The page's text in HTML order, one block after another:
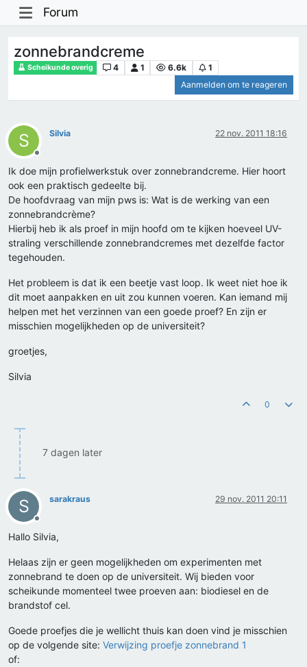
Forum
zonnebrandcreme
Scheikunde overig 4 1 6.6k
1
Aanmelden om te reageren
S
Offline
Silvia 22 nov. 2011 18:16
Ik doe mijn profielwerkstuk over zonnebrandcreme. Hier hoort
ook een praktisch gedeelte bij.
De hoofdvraag van mijn pws is: Wat is de werking van een
zonnebrandcrème?
Hierbij heb ik als proef in mijn hoofd om te kijken hoeveel UV-
straling verschillende zonnebrandcremes met dezelfde factor
tegehouden.
Het probleem is dat ik een beetje vast loop. Ik weet niet hoe ik
dit moet aanpakken en uit zou kunnen voeren. Kan iemand mij
helpen met het verzinnen van een goede proef? En zijn er
misschien mogelijkheden op de universiteit?
groetjes,
Silvia
0
7 dagen later
S
Offline
sarakraus 29 nov. 2011 20:11
Hallo Silvia,
Helaas zijn er geen mogelijkheden om experimenten met
zonnebrand te doen op de universiteit. Wij bieden voor
scheikunde momenteel twee proeven aan: biodiesel en de
brandstof cel.
Goede proefjes die je wellicht thuis kan doen vind je misschien
op de volgende site: Verwijzing proefje zonnebrand 1
of: